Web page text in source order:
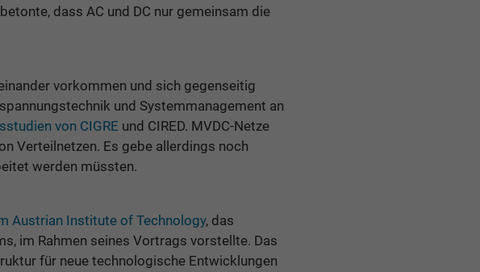
dass AC und DC nur gemeinsam die
vorkommen und sich gegenseitig
und Systemmanagement an
von CIGRE und CIRED. MVDC-Netze
Verteilnetzen. Es gebe allerdings noch
werden müssten.
Austrian Institute of Technology, das
im Rahmen seines Vortrags vorstellte. Das
für neue technologische Entwicklungen